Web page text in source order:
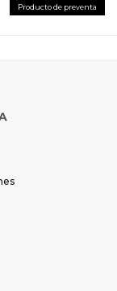
Producto de preventa